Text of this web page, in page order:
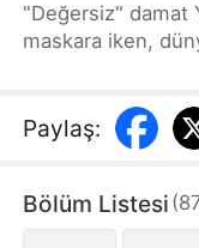
"Değersiz" damat
maskara iken,
Murat Ailesi'ni,
ihanetini alt
Yunus ise onun en
yolculuktaki tek
Paylaş:
Bölüm Listesi (